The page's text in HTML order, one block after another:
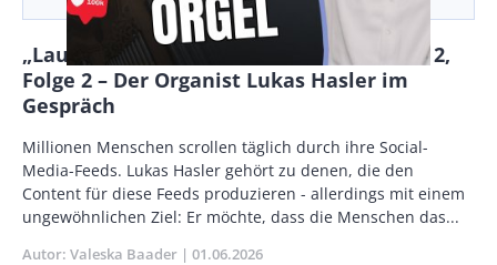
„Laut & leise“ – Der nmz-Podcast: Staffel 2,
Folge 2 – Der Organist Lukas Hasler im
Gespräch
Vorspann
/
Teaser
Millionen Menschen scrollen täglich durch ihre Social-
Media-Feeds. Lukas Hasler gehört zu denen, die den
Content für diese Feeds produzieren - allerdings mit einem
ungewöhnlichen Ziel: Er möchte, dass die Menschen das...
Autor Valeska Baader Publikationsdatum
01.06.2026